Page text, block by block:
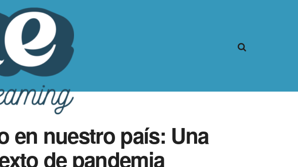
en nuestro país: Una
de pandemia